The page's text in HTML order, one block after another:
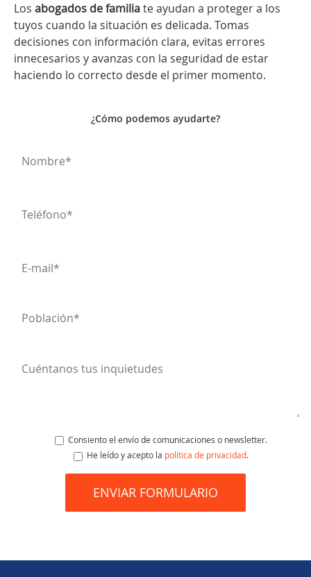
Los abogados de familiate ayudan a proteger a los
tuyos cuando la situación es delicada. Tomas
decisiones con información clara, evitas errores
innecesarios y avanzas con la seguridad de estar
haciendo lo correcto desde el primer momento.
¿Cómo podemos ayudarte?
Consiento el envío de comunicaciones o newsletter.
He leído y acepto la política de privacidad.